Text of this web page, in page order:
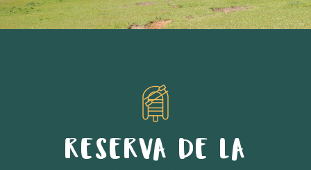
RESERVA DE LA